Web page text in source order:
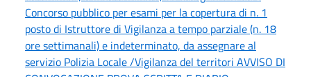
Concorso pubblico per esami per la copertura di n. 1
posto di Istruttore di Vigilanza a tempo parziale (n. 18
ore settimanali) e indeterminato, da assegnare al
servizio Polizia Locale /Vigilanza del territori AVVISO DI